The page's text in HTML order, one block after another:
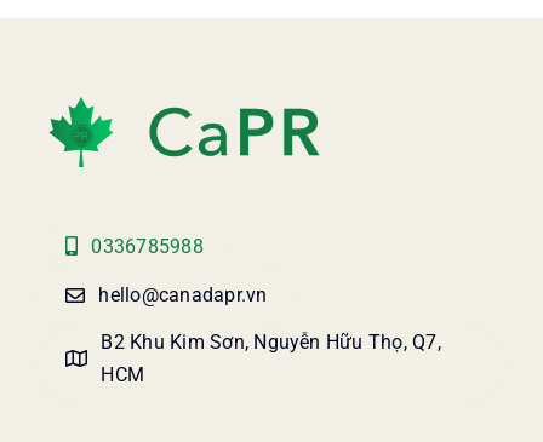
0336785988
hello@canadapr.vn
B2 Khu Kim Sơn, Nguyễn Hữu Thọ, Q7,
HCM